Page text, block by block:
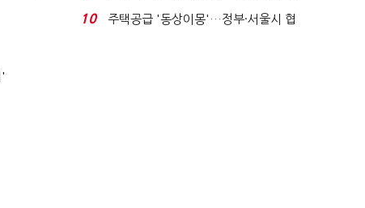
'
시도
10
주택공급 '동상이몽'…정부·서울시 협